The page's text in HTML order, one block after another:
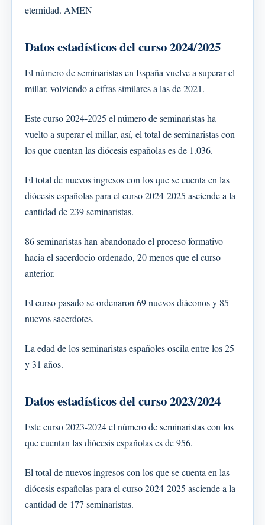
eternidad. AMEN
Datos estadísticos del curso 2024/2025
El número de seminaristas en España vuelve a superar el
millar, volviendo a cifras similares a las de 2021.
Este curso 2024-2025 el número de seminaristas ha
vuelto a superar el millar, así, el total de seminaristas con
los que cuentan las diócesis españolas es de 1.036.
El total de nuevos ingresos con los que se cuenta en las
diócesis españolas para el curso 2024-2025 asciende a la
cantidad de 239 seminaristas.
86 seminaristas han abandonado el proceso formativo
hacia el sacerdocio ordenado, 20 menos que el curso
anterior.
El curso pasado se ordenaron 69 nuevos diáconos y 85
nuevos sacerdotes.
La edad de los seminaristas españoles oscila entre los 25
y 31 años.
Datos estadísticos del curso 2023/2024
Este curso 2023-2024 el número de seminaristas con los
que cuentan las diócesis españolas es de 956.
El total de nuevos ingresos con los que se cuenta en las
diócesis españolas para el curso 2024-2025 asciende a la
cantidad de 177 seminaristas.